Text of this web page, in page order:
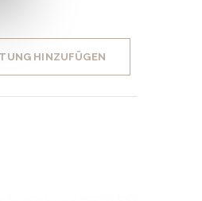
HINZUFÜGEN